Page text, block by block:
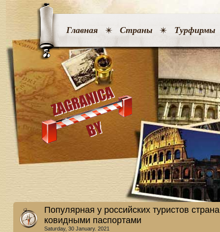
Главная Страны Турфирмы
Популярная у российских туристов
ковидными паспортами
Saturday, 30 January. 2021